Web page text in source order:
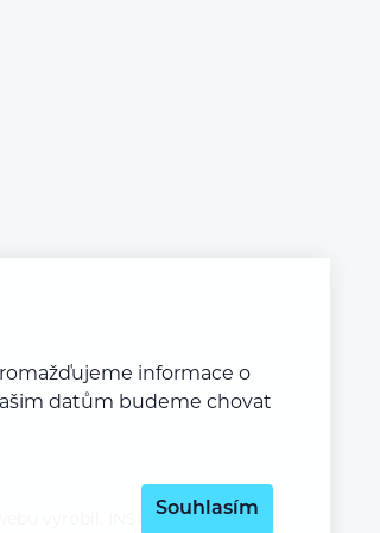
informace o
datům budeme chovat
Souhlasím